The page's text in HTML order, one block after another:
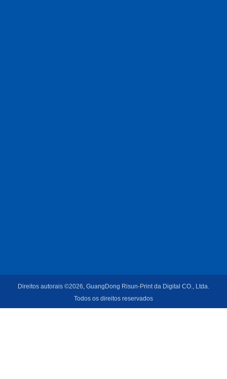
Direitos autorais ©2026, GuangDong Risun-Print da Digital CO., Ltda.
Todos os direitos reservados